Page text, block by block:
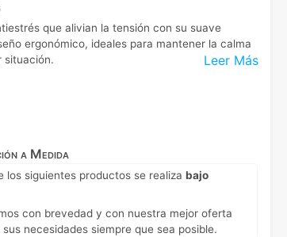
Leer Más
que alivian la tensión con su suave
ergonómico, ideales para mantener la calma
situación.
a Medida
los siguientes productos se realiza bajo
con brevedad y con nuestra mejor oferta
necesidades siempre que sea posible.